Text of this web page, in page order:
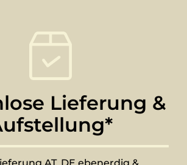
Lieferung &